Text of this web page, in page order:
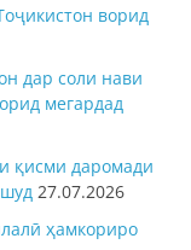
ворид
дар соли нави
мегардад
қисми даромади
27.07.2026
ҳамкориро